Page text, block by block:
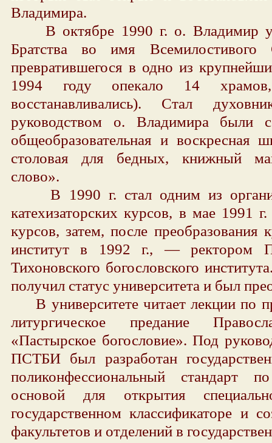
Владимира.
В октябре 1990 г. о. Владимир
Братства во имя
превратившегося в одно из
1994 году опекало 14
восстанавливались). Стал
руководством о. Владимира были
общеобразовательная и воскресная
столовая для бедных, книжный
слово».
В 1990 г. стал одним из
катехизаторских курсов, в мае 1991
курсов, затем, после преобразования
институт в 1992 г., — ректором
Тихоновского богословского
получил статус университета и был
В университете читает лекции по
литургическое предание
«Пастырское богословие». Под
ПСТБИ был разработан
поликонфессиональный стандарт
основой для открытия
государственном классификаторе и
факультетов и отделений в